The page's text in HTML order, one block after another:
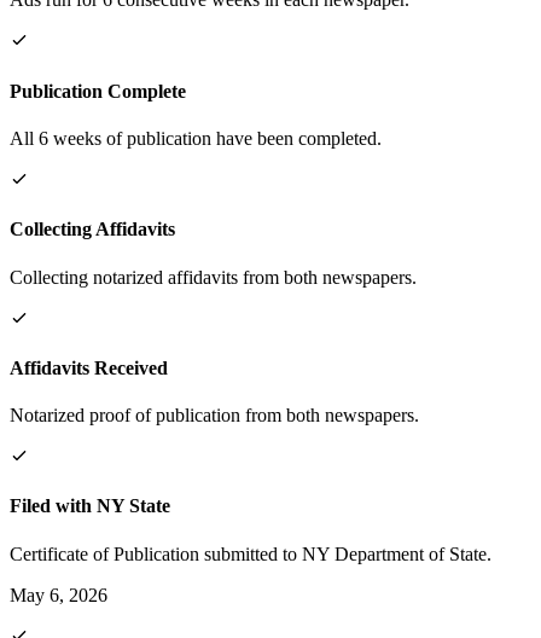
Publication Complete
All 6 weeks of publication have been completed.
Collecting Affidavits
Collecting notarized affidavits from both newspapers.
Affidavits Received
Notarized proof of publication from both newspapers.
Filed with NY State
Certificate of Publication submitted to NY Department of State.
May 6, 2026